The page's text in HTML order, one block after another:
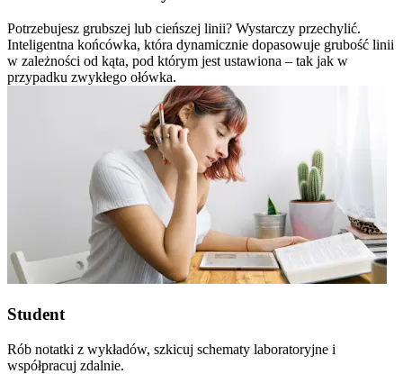
Potrzebujesz grubszej lub cieńszej linii? Wystarczy przechylić.
Inteligentna końcówka, która dynamicznie dopasowuje grubość linii
w zależności od kąta, pod którym jest ustawiona – tak jak w
przypadku zwykłego ołówka.
Student
Rób notatki z wykładów, szkicuj schematy laboratoryjne i
współpracuj zdalnie.